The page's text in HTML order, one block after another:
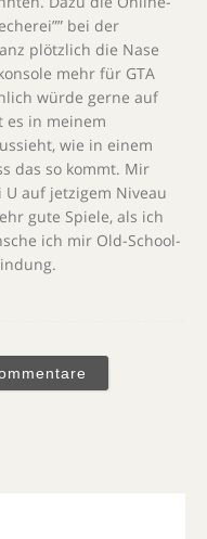
bei der
plötzlich die Nase
mehr für GTA
würde gerne auf
es in meinem
wie in einem
das so kommt. Mir
auf jetzigem Niveau
gute Spiele, als ich
ich mir Old-School-